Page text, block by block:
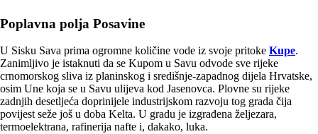
Poplavna polja Posavine
U Sisku Sava prima ogromne količine vode iz svoje pritoke Kupe.
Zanimljivo je istaknuti da se Kupom u Savu odvode sve rijeke
crnomorskog sliva iz planinskog i središnje-zapadnog dijela Hrvatske,
osim Une koja se u Savu ulijeva kod Jasenovca. Plovne su rijeke
zadnjih desetljeća doprinijele industrijskom razvoju tog grada čija
povijest seže još u doba Kelta. U gradu je izgrađena željezara,
termoelektrana, rafinerija nafte i, dakako, luka.